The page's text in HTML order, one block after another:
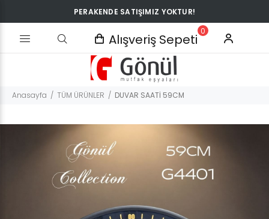
PERAKENDE SATIŞIMIZ YOKTUR!
Alışveriş Sepeti
0
Anasayfa TÜM ÜRÜNLER DUVAR SAATİ 59CM